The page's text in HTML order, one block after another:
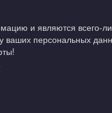
и являются всего-
ваших персональных